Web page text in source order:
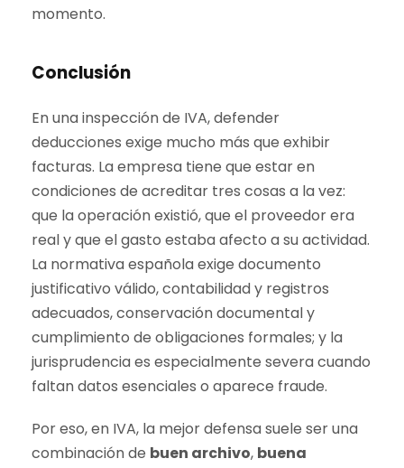
momento.
Conclusión
En una inspección de IVA, defender
deducciones exige mucho más que exhibir
facturas. La empresa tiene que estar en
condiciones de acreditar tres cosas a la vez:
que la operación existió, que el proveedor era
real y que el gasto estaba afecto a su actividad.
La normativa española exige documento
justificativo válido, contabilidad y registros
adecuados, conservación documental y
cumplimiento de obligaciones formales; y la
jurisprudencia es especialmente severa cuando
faltan datos esenciales o aparece fraude.
Por eso, en IVA, la mejor defensa suele ser una
combinación de buen archivo, buena